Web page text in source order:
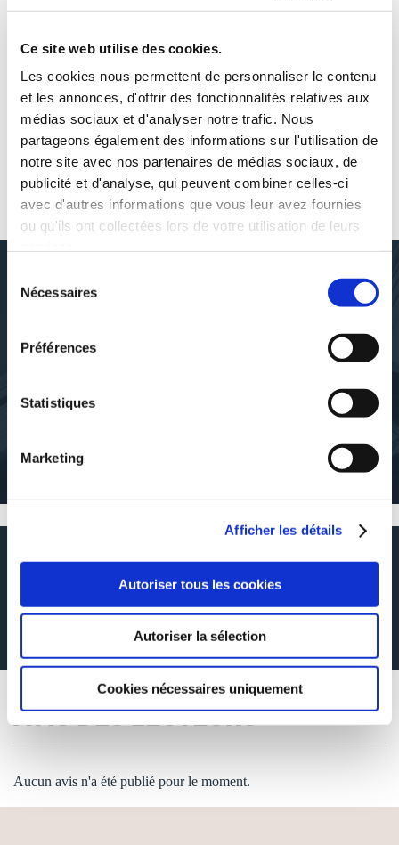
Ce site web utilise des cookies.
Les cookies nous permettent de personnaliser le contenu
et les annonces, d'offrir des fonctionnalités relatives aux
médias sociaux et d'analyser notre trafic. Nous
partageons également des informations sur l'utilisation de
notre site avec nos partenaires de médias sociaux, de
publicité et d'analyse, qui peuvent combiner celles-ci
avec d'autres informations que vous leur avez fournies
ou qu'ils ont collectées lors de votre utilisation de leurs
Nécessaires
Préférences
Statistiques
Marketing
Afficher les détails
Autoriser tous les cookies
Autoriser la sélection
Cookies nécessaires uniquement
AJOUTER À MA LISTE D'ENVIES
AUTOUR DE TIFANY CAPLIEZ
RÉSUMÉ
Tifany Capliez à décidée d'écrire le livre « Au nom de mon frère » en
hommage à son petit frère Clément parti trop tôt à 7 ans et demi. Cette
histoire vraie et poignante reflète un passage difficile qu'a vécue Tifany et
AVIS DES LECTEURS
Aucun avis n'a été publié pour le moment.